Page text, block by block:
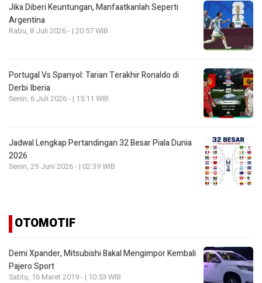
Jika Diberi Keuntungan, Manfaatkanlah Seperti
Argentina
Rabu, 8 Juli 2026 - | 20:57 WIB
Portugal Vs Spanyol: Tarian Terakhir Ronaldo di
Derbi Iberia
Senin, 6 Juli 2026 - | 15:11 WIB
Jadwal Lengkap Pertandingan 32 Besar Piala Dunia
2026
Senin, 29 Juni 2026 - | 02:39 WIB
OTOMOTIF
Demi Xpander, Mitsubishi Bakal Mengimpor Kembali
Pajero Sport
Sabtu, 16 Maret 2019 - | 10:53 WIB